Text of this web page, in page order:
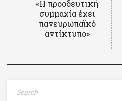
«Η προοδευτική
συμμαχία έχει
πανευρωπαϊκό
αντίκτυπο»